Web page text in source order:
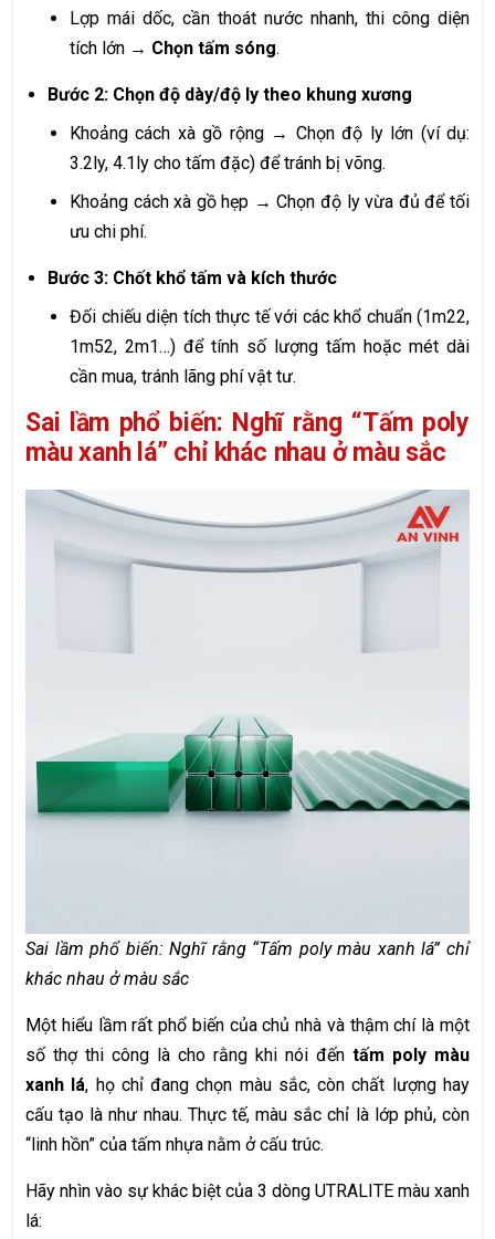
Lợp mái dốc, cần thoát nước nhanh, thi công diện
tích lớn → Chọn tấm sóng.
Bước 2: Chọn độ dày/độ ly theo khung xương
Khoảng cách xà gồ rộng → Chọn độ ly lớn (ví dụ:
3.2ly, 4.1ly cho tấm đặc) để tránh bị võng.
Khoảng cách xà gồ hẹp → Chọn độ ly vừa đủ để tối
ưu chi phí.
Bước 3: Chốt khổ tấm và kích thước
Đối chiếu diện tích thực tế với các khổ chuẩn (1m22,
1m52, 2m1…) để tính số lượng tấm hoặc mét dài
cần mua, tránh lãng phí vật tư.
Sai lầm phổ biến: Nghĩ rằng “Tấm poly
màu xanh lá” chỉ khác nhau ở màu sắc
Sai lầm phổ biến: Nghĩ rằng “Tấm poly màu xanh lá” chỉ
khác nhau ở màu sắc
Một hiểu lầm rất phổ biến của chủ nhà và thậm chí là một
số thợ thi công là cho rằng khi nói đến tấm poly màu
xanh lá, họ chỉ đang chọn màu sắc, còn chất lượng hay
cấu tạo là như nhau. Thực tế, màu sắc chỉ là lớp phủ, còn
“linh hồn” của tấm nhựa nằm ở cấu trúc.
Hãy nhìn vào sự khác biệt của 3 dòng UTRALITE màu xanh
lá: